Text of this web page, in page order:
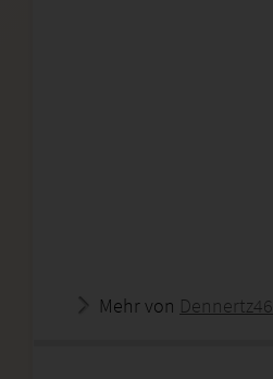
Mehr von Dennertz46